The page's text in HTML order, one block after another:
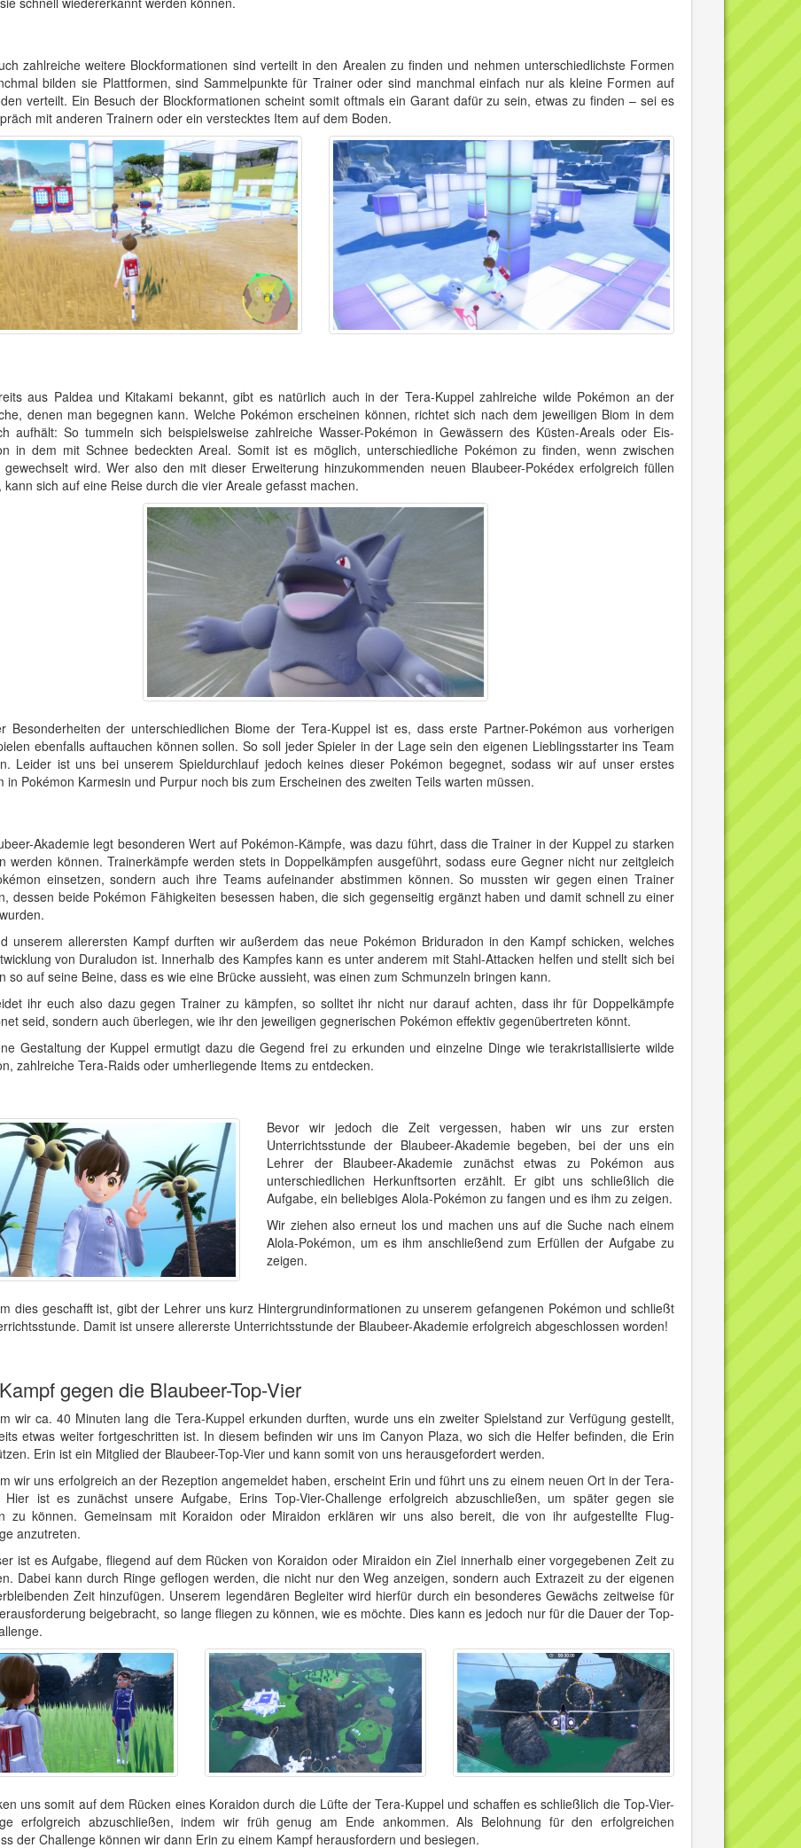
zahlreiche weitere Blockformationen sind verteilt in den Arealen zu finden und nehmen unterschiedlichste Formen
bilden sie Plattformen, sind Sammelpunkte für Trainer oder sind manchmal einfach nur als kleine Formen auf
verteilt. Ein Besuch der Blockformationen scheint somit oftmals ein Garant dafür zu sein, etwas zu finden – sei es
mit anderen Trainern oder ein verstecktes Item auf dem Boden.
aus Paldea und Kitakami bekannt, gibt es natürlich auch in der Tera-Kuppel zahlreiche wilde Pokémon an der
denen man begegnen kann. Welche Pokémon erscheinen können, richtet sich nach dem jeweiligen Biom in dem
aufhält: So tummeln sich beispielsweise zahlreiche Wasser-Pokémon in Gewässern des Küsten-Areals oder Eis-
in dem mit Schnee bedeckten Areal. Somit ist es möglich, unterschiedliche Pokémon zu finden, wenn zwischen
gewechselt wird. Wer also den mit dieser Erweiterung hinzukommenden neuen Blaubeer-Pokédex erfolgreich füllen
kann sich auf eine Reise durch die vier Areale gefasst machen.
Besonderheiten der unterschiedlichen Biome der Tera-Kuppel ist es, dass erste Partner-Pokémon aus vorherigen
ebenfalls auftauchen können sollen. So soll jeder Spieler in der Lage sein den eigenen Lieblingsstarter ins Team
Leider ist uns bei unserem Spieldurchlauf jedoch keines dieser Pokémon begegnet, sodass wir auf unser erstes
in Pokémon Karmesin und Purpur noch bis zum Erscheinen des zweiten Teils warten müssen.
Akademie legt besonderen Wert auf Pokémon-Kämpfe, was dazu führt, dass die Trainer in der Kuppel zu starken
werden können. Trainerkämpfe werden stets in Doppelkämpfen ausgeführt, sodass eure Gegner nicht nur zeitgleich
einsetzen, sondern auch ihre Teams aufeinander abstimmen können. So mussten wir gegen einen Trainer
dessen beide Pokémon Fähigkeiten besessen haben, die sich gegenseitig ergänzt haben und damit schnell zu einer
unserem allerersten Kampf durften wir außerdem das neue Pokémon Briduradon in den Kampf schicken, welches
von Duraludon ist. Innerhalb des Kampfes kann es unter anderem mit Stahl-Attacken helfen und stellt sich bei
so auf seine Beine, dass es wie eine Brücke aussieht, was einen zum Schmunzeln bringen kann.
ihr euch also dazu gegen Trainer zu kämpfen, so solltet ihr nicht nur darauf achten, dass ihr für Doppelkämpfe
seid, sondern auch überlegen, wie ihr den jeweiligen gegnerischen Pokémon effektiv gegenübertreten könnt.
Gestaltung der Kuppel ermutigt dazu die Gegend frei zu erkunden und einzelne Dinge wie terakristallisierte wilde
zahlreiche Tera-Raids oder umherliegende Items zu entdecken.
Bevor wir jedoch die Zeit vergessen, haben wir uns zur ersten
Unterrichtsstunde der Blaubeer-Akademie begeben, bei der uns ein
Lehrer der Blaubeer-Akademie zunächst etwas zu Pokémon aus
unterschiedlichen Herkunftsorten erzählt. Er gibt uns schließlich die
Aufgabe, ein beliebiges Alola-Pokémon zu fangen und es ihm zu zeigen.
Wir ziehen also erneut los und machen uns auf die Suche nach einem
Alola-Pokémon, um es ihm anschließend zum Erfüllen der Aufgabe zu
zeigen.
dies geschafft ist, gibt der Lehrer uns kurz Hintergrundinformationen zu unserem gefangenen Pokémon und schließt
Damit ist unsere allererste Unterrichtsstunde der Blaubeer-Akademie erfolgreich abgeschlossen worden!
gegen die Blaubeer-Top-Vier
wir ca. 40 Minuten lang die Tera-Kuppel erkunden durften, wurde uns ein zweiter Spielstand zur Verfügung gestellt,
etwas weiter fortgeschritten ist. In diesem befinden wir uns im Canyon Plaza, wo sich die Helfer befinden, die Erin
Erin ist ein Mitglied der Blaubeer-Top-Vier und kann somit von uns herausgefordert werden.
wir uns erfolgreich an der Rezeption angemeldet haben, erscheint Erin und führt uns zu einem neuen Ort in der Tera-
Hier ist es zunächst unsere Aufgabe, Erins Top-Vier-Challenge erfolgreich abzuschließen, um später gegen sie
zu können. Gemeinsam mit Koraidon oder Miraidon erklären wir uns also bereit, die von ihr aufgestellte Flug-
anzutreten.
ist es Aufgabe, fliegend auf dem Rücken von Koraidon oder Miraidon ein Ziel innerhalb einer vorgegebenen Zeit zu
Dabei kann durch Ringe geflogen werden, die nicht nur den Weg anzeigen, sondern auch Extrazeit zu der eigenen
Zeit hinzufügen. Unserem legendären Begleiter wird hierfür durch ein besonderes Gewächs zeitweise für
beigebracht, so lange fliegen zu können, wie es möchte. Dies kann es jedoch nur für die Dauer der Top-
uns somit auf dem Rücken eines Koraidon durch die Lüfte der Tera-Kuppel und schaffen es schließlich die Top-Vier-
erfolgreich abzuschließen, indem wir früh genug am Ende ankommen. Als Belohnung für den erfolgreichen
der Challenge können wir dann Erin zu einem Kampf herausfordern und besiegen.